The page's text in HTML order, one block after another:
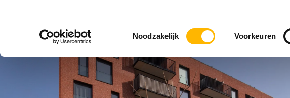
Toestemmingsselectie
Noodzakelijk Voorkeuren